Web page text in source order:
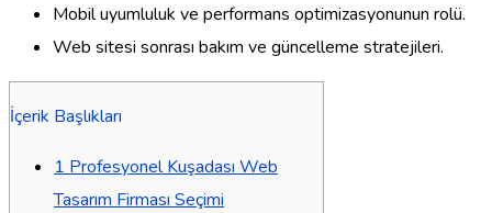
Mobil uyumluluk ve performans optimizasyonunun rolü.
Web sitesi sonrası bakım ve güncelleme stratejileri.
İçerik Başlıkları
1 Profesyonel Kuşadası Web
Tasarım Firması Seçimi